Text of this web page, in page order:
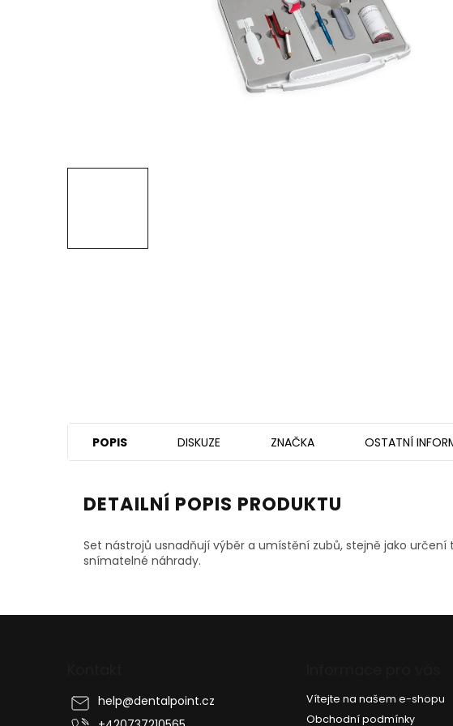
POPIS DISKUZE ZNAČKA OSTATNÍ
DETAILNÍ POPIS PRODUKTU
Set nástrojů usnadňují výběr a umístění zubů, stejně jako
snímatelné náhrady.
help@dentalpoint.cz
Vítejte na našem e-shopu
Obchodní podmínky